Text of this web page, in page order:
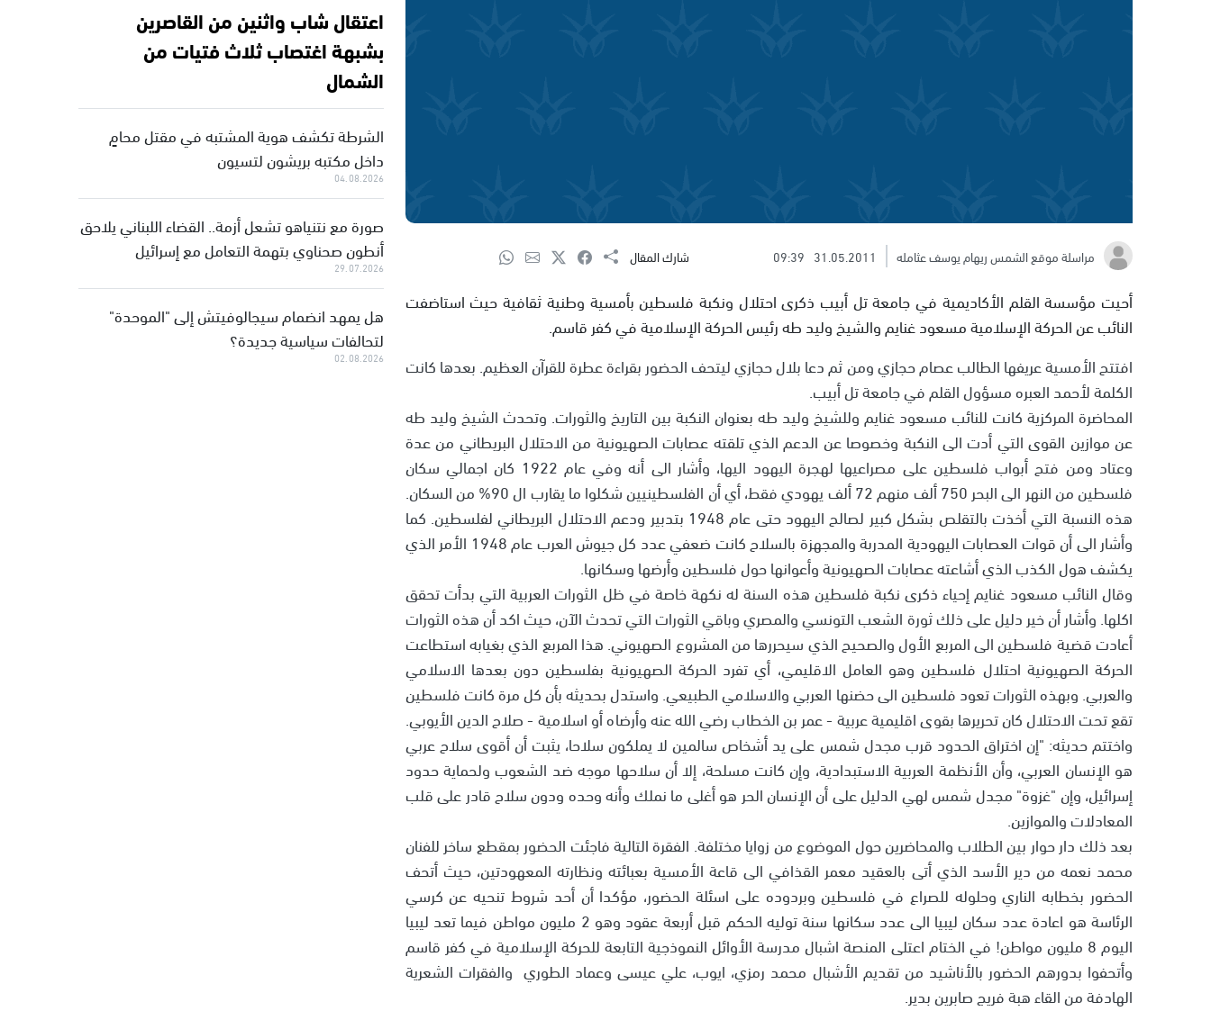
مراسلة موقع الشمس ريهام يوسف عثامله 31.05.2011
09:39 شارك المقال
أحيت مؤسسة القلم الأكاديمية في جامعة تل أبيب ذكرى احتلال ونكبة فلسطين بأمسية وطنية ثقافية حيث استاضفت
النائب عن الحركة الإسلامية مسعود غنايم والشيخ وليد طه رئيس الحركة الإسلامية في كفر قاسم.
افتتح الأمسية عريفها الطالب عصام حجازي ومن ثم دعا بلال حجازي ليتحف الحضور بقراءة عطرة للقرآن العظيم. بعدها كانت
الكلمة لأحمد العبره مسؤول القلم في جامعة تل أبيب.
المحاضرة المركزية كانت للنائب مسعود غنايم وللشيخ وليد طه بعنوان النكبة بين التاريخ والثورات. وتحدث الشيخ وليد طه
عن موازين القوى التي أدت الى النكبة وخصوصا عن الدعم الذي تلقته عصابات الصهيونية من الاحتلال البريطاني من عدة
وعتاد ومن فتح أبواب فلسطين على مصراعيها لهجرة اليهود اليها، وأشار الى أنه وفي عام 1922 كان اجمالي سكان
فلسطين من النهر الى البحر 750 ألف منهم 72 ألف يهودي فقط، أي أن الفلسطينيين شكلوا ما يقارب ال 90% من السكان.
هذه النسبة التي أخذت بالتقلص بشكل كبير لصالح اليهود حتى عام 1948 بتدبير ودعم الاحتلال البريطاني لفلسطين. كما
وأشار الى أن قوات العصابات اليهودية المدربة والمجهزة بالسلاح كانت ضعفي عدد كل جيوش العرب عام 1948 الأمر الذي
يكشف هول الكذب الذي أشاعته عصابات الصهيونية وأعوانها حول فلسطين وأرضها وسكانها.
وقال النائب مسعود غنايم إحياء ذكرى نكبة فلسطين هذه السنة له نكهة خاصة في ظل الثورات العربية التي بدأت تحقق
اكلها. وأشار أن خير دليل على ذلك ثورة الشعب التونسي والمصري وباقي الثورات التي تحدث الآن، حيث اكد أن هذه الثورات
أعادت قضية فلسطين الى المربع الأول والصحيح الذي سيحررها من المشروع الصهيوني. هذا المربع الذي بغيابه استطاعت
الحركة الصهيونية احتلال فلسطين وهو العامل الاقليمي، أي تفرد الحركة الصهيونية بفلسطين دون بعدها الاسلامي
والعربي. وبهذه الثورات تعود فلسطين الى حضنها العربي والاسلامي الطبيعي. واستدل بحديثه بأن كل مرة كانت فلسطين
تقع تحت الاحتلال كان تحريرها بقوى اقليمية عربية - عمر بن الخطاب رضي الله عنه وأرضاه أو اسلامية - صلاح الدين الأيوبي.
واختتم حديثه: "إن اختراق الحدود قرب مجدل شمس على يد أشخاص سالمين لا يملكون سلاحا، يثبت أن أقوى سلاح عربي
هو الإنسان العربي، وأن الأنظمة العربية الاستبدادية، وإن كانت مسلحة، إلا أن سلاحها موجه ضد الشعوب ولحماية حدود
إسرائيل، وإن "غزوة" مجدل شمس لهي الدليل على أن الإنسان الحر هو أغلى ما نملك وأنه وحده ودون سلاح قادر على قلب
المعادلات والموازين.
بعد ذلك دار حوار بين الطلاب والمحاضرين حول الموضوع من زوايا مختلفة. الفقرة التالية فاجئت الحضور بمقطع ساخر للفنان
محمد نعمه من دير الأسد الذي أتى بالعقيد معمر القذافي الى قاعة الأمسية بعبائته ونظارته المعهودتين، حيث أتحف
الحضور بخطابه الناري وحلوله للصراع في فلسطين وبردوده على اسئلة الحضور، مؤكدا أن أحد شروط تنحيه عن كرسي
الرئاسة هو اعادة عدد سكان ليبيا الى عدد سكانها سنة توليه الحكم قبل أربعة عقود وهو 2 مليون مواطن فيما تعد ليبيا
اليوم 8 مليون مواطن! في الختام اعتلى المنصة اشبال مدرسة الأوائل النموذجية التابعة للحركة الإسلامية في كفر قاسم
وأتحفوا بدورهم الحضور بالأناشيد من تقديم الأشبال محمد رمزي، ايوب، علي عيسى وعماد الطوري والفقرات الشعرية
الهادفة من القاء هبة فريج صابرين بدير.
اعتقال شاب واثنين من القاصرين
بشبهة اغتصاب ثلاث فتيات من
الشمال
الشرطة تكشف هوية المشتبه في مقتل محامٍ
داخل مكتبه بريشون لتسيون
04.08.2026
صورة مع نتنياهو تشعل أزمة.. القضاء اللبناني يلاحق
أنطون صحناوي بتهمة التعامل مع إسرائيل
29.07.2026
هل يمهد انضمام سيجالوفيتش إلى "الموحدة"
لتحالفات سياسية جديدة؟
02.08.2026